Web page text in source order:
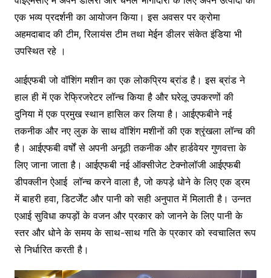
एक भव्य प्रदर्शनी का आयोजन किया। इस अवसर पर क्रोमा
अहमदाबाद की टीम, रिलायंस टीम तथा मेईन डीलर संकेत इंडिया भी
उपस्थित रहे ।
आईएफबी जो वॉशिंग मशीन का एक लोकप्रिय ब्रांड है। इस ब्रांड ने
हाल ही में एक रेफ्रिजरेटर लॉन्च किया है और घरेलू उपकरणों की
दुनिया में एक प्रमुख स्थान हासिल कर लिया है। आईएफबीने नई
तकनीक और नए लुक के साथ वॉशिंग मशीनों की एक श्रृंखला लॉन्च की
है। आईएफबी वर्षों से अपनी अनूठी तकनीक और हार्डवेयर गुणवत्ता के
लिए जाना जाता है। आईएफबी नई ऑक्सीजेट टेक्नोलॉजी आईएफबी
डीपक्लीन ऐआई लॉन्च करने वाला है, जो कपड़े धोने के लिए एक ड्रम
में बाहरी हवा, डिटर्जेंट और पानी को सही अनुपात में मिलाती है। उन्नत
एआई सुविधा कपड़ों के वजन और प्रकार को जानने के लिए पानी के
स्तर और धोने के समय के साथ-साथ गति के प्रकार को स्वचालित रूप
से निर्धारित करती है।